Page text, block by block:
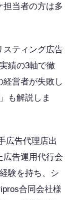
担当者の方は多
スティング広告
績の3軸で徹
経営者が失敗し
も解説しま
広告代理店出
広告運用代行会
験を持ち、シ
合同会社様